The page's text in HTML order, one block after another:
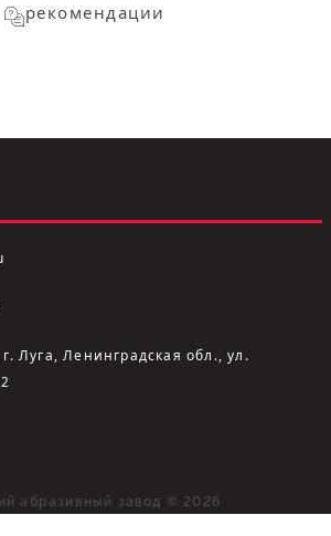
рекомендации
Луга, Ленинградская обл., ул.
абразивный завод © 2026